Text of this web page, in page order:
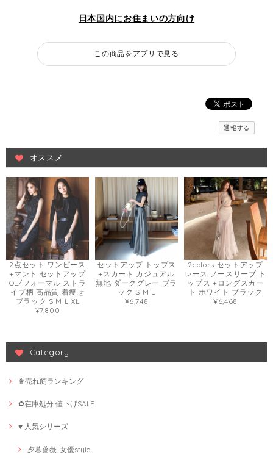
日本国内にお住まいの方向け
この商品をアプリで見る
通報する
オススメ
2点セット ワンピース
+マント セットアップ
OL/フォーマル ストラ
イプ柄 高品質 着痩せ
ブラック S M L XL
¥7,800
セットアップ トップス
+スカート カジュアル
無地 ダークグレー ブラ
ック S M L
¥6,748
2colors セットアップ
レース ノースリーブ ト
ップス +ロングスカー
ト ホワイト ブラック
¥6,468
Category
♛売れ筋ランキング
✿在庫処分 値下げSALE
♥ 人気シリーズ
夕暮薔薇-女優style